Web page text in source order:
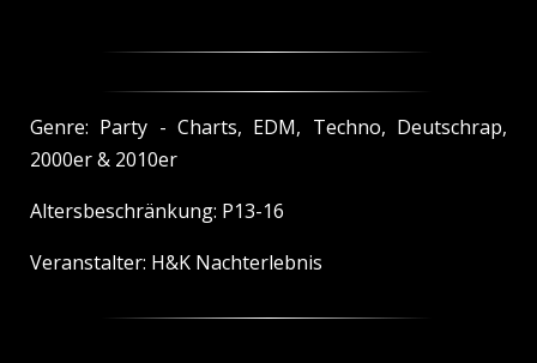
Genre: Party - Charts, EDM, Techno, Deutschrap,
2000er & 2010er
Altersbeschränkung: P13-16
Veranstalter: H&K Nachterlebnis